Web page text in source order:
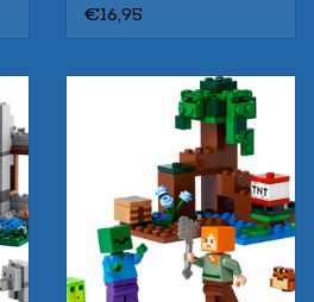
€16,95